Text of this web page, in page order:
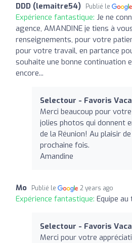
DDD (lemaitre54) Publié le
Expérience fantastique: Je ne
agence, AMANDINE je tiens à
renseignements, pour votre
pour votre travail, en partance
souhaite une bonne continuation
encore...
Selectour - Favoris
Merci beaucoup pour
jolies photos qui donnent
de la Réunion! Au plaisir
prochaine fois.
Amandine
Mo Publié le 2 years ago
Expérience fantastique: Equipe
Selectour - Favoris
Merci pour votre